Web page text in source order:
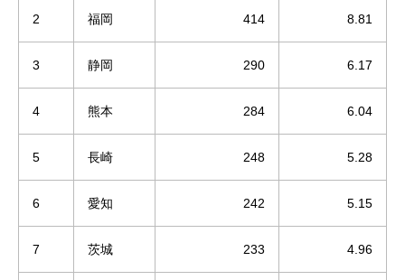
2 福岡 414 8.81
3 静岡 290 6.17
4 熊本 284 6.04
5 長崎 248 5.28
6 愛知 242 5.15
7 茨城 233 4.96